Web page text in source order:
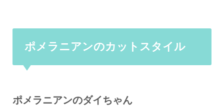
ポメラニアンのカットスタイル
ポメラニアンのダイちゃん